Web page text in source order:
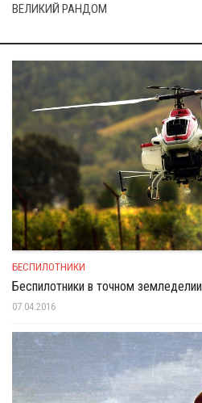
ВЕЛИКИЙ РАНДОМ
БЕСПИЛОТНИКИ
Беспилотники в точном земледелии
07.04.2016